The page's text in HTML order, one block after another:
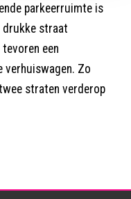
parkeerruimte is
drukke straat
een
verhuiswagen. Zo
straten verderop